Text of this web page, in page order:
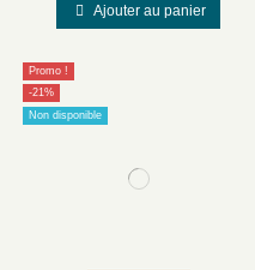
Ajouter au panier
Promo !
-21%
Non disponible